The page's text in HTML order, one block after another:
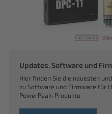
Updates, Software und
Hier finden Sie die neuesten
zu Software und Firmware für
PowerPeak-Produkte